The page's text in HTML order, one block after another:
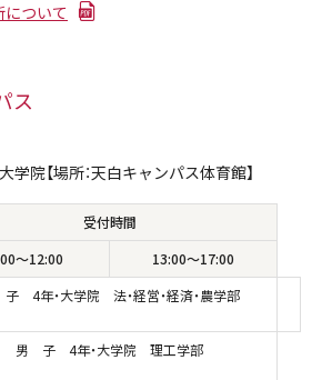
ついて
ス
学院【場所：天白キャンパス体育館】
受付時間
～12:00
13:00～17:00
4年・大学院 法・経営・経済・農学部
男 子 4年・大学院 理工学部